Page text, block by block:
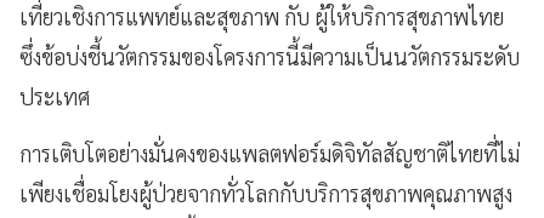
เที่ยวเชิงการแพทย์และสุขภาพ กับ ผู้ให้บริการสุขภาพไทย
ซึ่งข้อบ่งชี้นวัตกรรมของโครงการนี้มีความเป็นนวัตกรรมระดับ
ประเทศ
การเติบโตอย่างมั่นคงของแพลตฟอร์มดิจิทัลสัญชาติไทยที่ไม่
เพียงเชื่อมโยงผู้ป่วยจากทั่วโลกกับบริการสุขภาพคุณภาพสูง